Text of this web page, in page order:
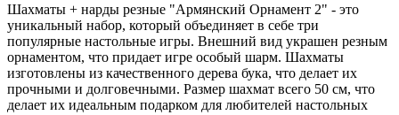
Шахматы + нарды резные "Армянский Орнамент 2" - это
уникальный набор, который объединяет в себе три
популярные настольные игры. Внешний вид украшен резным
орнаментом, что придает игре особый шарм. Шахматы
изготовлены из качественного дерева бука, что делает их
прочными и долговечными. Размер шахмат всего 50 см, что
делает их идеальным подарком для любителей настольных